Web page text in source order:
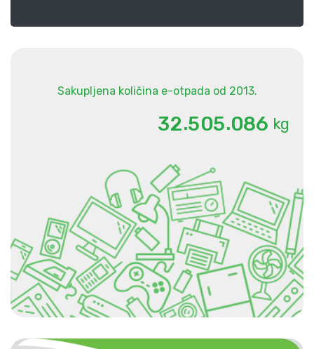
Sakupljena količina e-otpada od 2013.
32.505.086 kg